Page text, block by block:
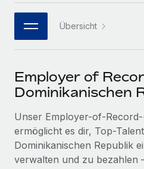
Prozessoptimierung mit
Tools
Frag unsere Expert:innen
Hilfe von Expert:innen für
Background-Checks
Einfacheres
Compliance Watchtower
Plattform
Partner werden
Beratung zu Integrationen
FALLSTUDIEN
So hat der KI-Vorreiter
Remote um 120 %
Events
Newsroom
Insights Center
Hol dir Unterstützung
Alle Ressourcen anzeigen
Übersicht
Employer of
Dominikanischen
Unser Employer-of-Record-
ermöglicht es dir, Top-
Dominikanischen Republik
verwalten und zu bezahlen